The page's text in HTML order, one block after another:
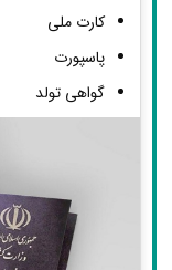
کارت ملی
پاسپورت
گواهی تولد